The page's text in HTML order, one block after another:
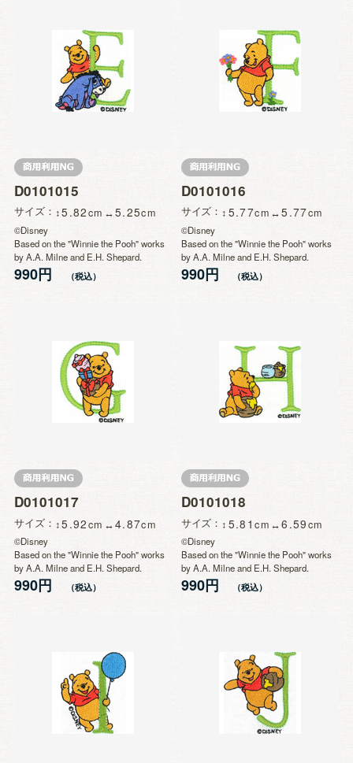
D0101015
サイズ 5.82 5.25
©Disney
Based on the "Winnie the Pooh" works
by A.A. Milne and E.H. Shepard.
990円
D0101016
サイズ 5.77 5.77
©Disney
Based on the "Winnie the Pooh" works
by A.A. Milne and E.H. Shepard.
990円
D0101017
サイズ 5.92 4.87
©Disney
Based on the "Winnie the Pooh" works
by A.A. Milne and E.H. Shepard.
990円
D0101018
サイズ 5.81 6.59
©Disney
Based on the "Winnie the Pooh" works
by A.A. Milne and E.H. Shepard.
990円